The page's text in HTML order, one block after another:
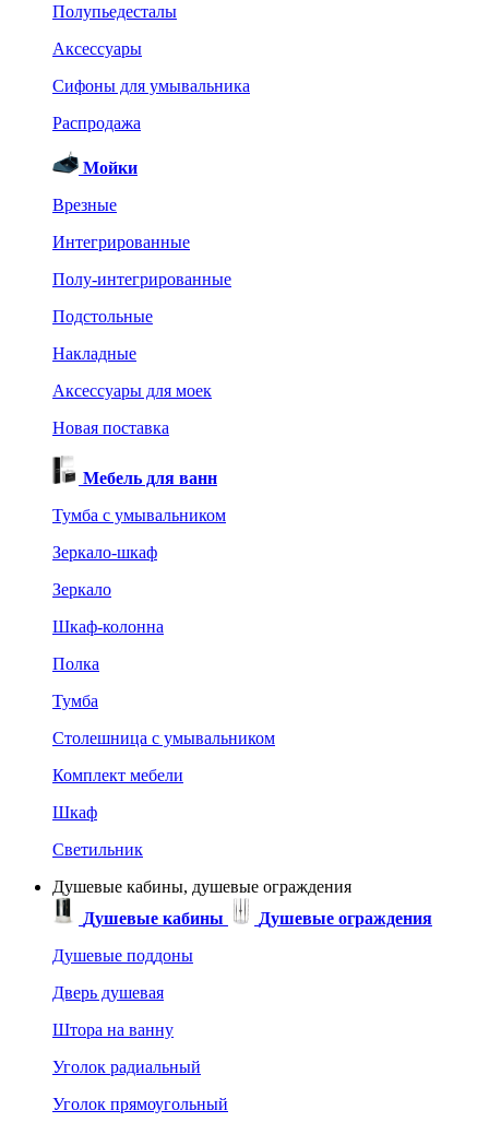
Полупьедесталы
Аксессуары
Сифоны для умывальника
Распродажа
Мойки
Врезные
Интегрированные
Полу-интегрированные
Подстольные
Накладные
Аксессуары для моек
Новая поставка
Мебель для ванн
Тумба с умывальником
Зеркало-шкаф
Зеркало
Шкаф-колонна
Полка
Тумба
Столешница с умывальником
Комплект мебели
Шкаф
Светильник
Душевые кабины, душевые ограждения
Душевые кабины
Душевые ограждения
Душевые поддоны
Дверь душевая
Штора на ванну
Уголок радиальный
Уголок прямоугольный